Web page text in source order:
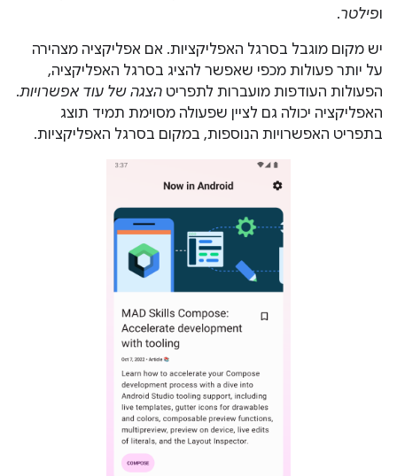
ופילטר.
יש מקום מוגבל בסרגל האפליקציות. אם אפליקציה מצהירה
על יותר פעולות מכפי שאפשר להציג בסרגל האפליקציה,
הפעולות העודפות מועברות לתפריט הצגה של עוד אפשרויות.
האפליקציה יכולה גם לציין שפעולה מסוימת תמיד תוצג
בתפריט האפשרויות הנוספות, במקום בסרגל האפליקציות.